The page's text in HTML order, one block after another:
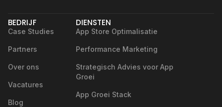
BEDRIJF
Case Studies
Partners
Over ons
Vacatures
Blog
DIENSTEN
App Store Optimalisatie
Performance Marketing
Strategisch Advies voor App
Groei
App Groei Stack